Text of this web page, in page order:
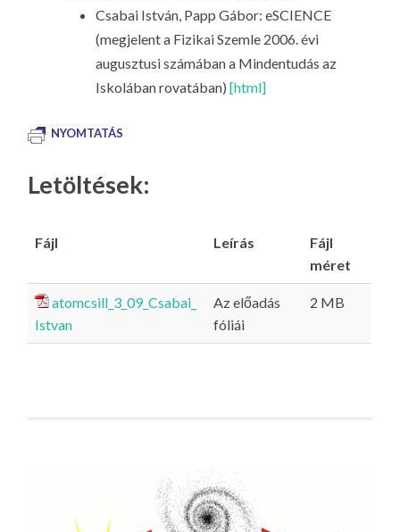
Csabai István, Papp Gábor: eSCIENCE
(megjelent a Fizikai Szemle 2006. évi
augusztusi számában a Mindentudás az
Iskolában rovatában) [html]
NYOMTATÁS
Letöltések:
Fájl Leírás
Fájl
méret
atomcsill_3_09_Csabai_
Istvan
Az előadás
fóliái
2 MB